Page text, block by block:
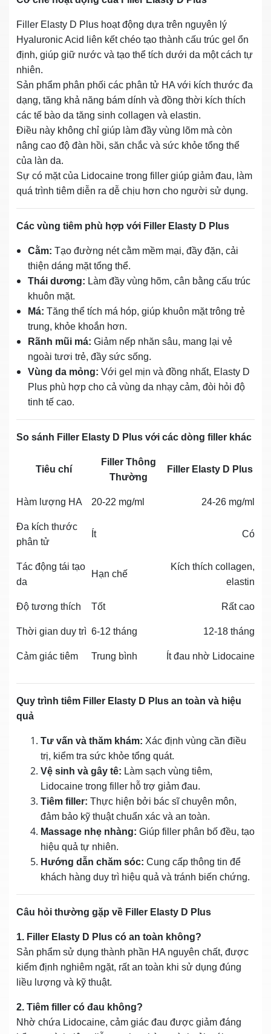
Filler Elasty D Plus hoạt động dựa trên nguyên lý
Hyaluronic Acid liên kết chéo tạo thành cấu trúc gel ổn
định, giúp giữ nước và tạo thể tích dưới da một cách tự
nhiên.
Sản phẩm phân phối các phân tử HA với kích thước đa
dạng, tăng khả năng bám dính và đồng thời kích thích
các tế bào da tăng sinh collagen và elastin.
Điều này không chỉ giúp làm đầy vùng lõm mà còn
nâng cao độ đàn hồi, săn chắc và sức khỏe tổng thể
của làn da.
Sự có mặt của Lidocaine trong filler giúp giảm đau, làm
quá trình tiêm diễn ra dễ chịu hơn cho người sử dụng.
Các vùng tiêm phù hợp với Filler Elasty D Plus
Cằm: Tạo đường nét cằm mềm mại, đầy đặn, cải
thiện dáng mặt tổng thể.
Thái dương: Làm đầy vùng hõm, cân bằng cấu trúc
khuôn mặt.
Má: Tăng thể tích má hóp, giúp khuôn mặt trông trẻ
trung, khỏe khoắn hơn.
Rãnh mũi má: Giảm nếp nhăn sâu, mang lại vẻ
ngoài tươi trẻ, đầy sức sống.
Vùng da mỏng: Với gel mịn và đồng nhất, Elasty D
Plus phù hợp cho cả vùng da nhạy cảm, đòi hỏi độ
tinh tế cao.
So sánh Filler Elasty D Plus với các dòng filler khác
Tiêu chí
Filler Thông
Thường
Filler Elasty D Plus
Hàm lượng HA 20-22 mg/ml 24-26 mg/ml
Đa kích thước
phân tử
Ít Có
Tác động tái tạo
da
Hạn chế
Kích thích collagen,
elastin
Độ tương thích Tốt Rất cao
Thời gian duy trì 6-12 tháng 12-18 tháng
Cảm giác tiêm Trung bình Ít đau nhờ Lidocaine
Quy trình tiêm Filler Elasty D Plus an toàn và hiệu
quả
Tư vấn và thăm khám: Xác định vùng cần điều
trị, kiểm tra sức khỏe tổng quát.
Vệ sinh và gây tê: Làm sạch vùng tiêm,
Lidocaine trong filler hỗ trợ giảm đau.
Tiêm filler: Thực hiện bởi bác sĩ chuyên môn,
đảm bảo kỹ thuật chuẩn xác và an toàn.
Massage nhẹ nhàng: Giúp filler phân bố đều, tạo
hiệu quả tự nhiên.
Hướng dẫn chăm sóc: Cung cấp thông tin để
khách hàng duy trì hiệu quả và tránh biến chứng.
Câu hỏi thường gặp về Filler Elasty D Plus
1. Filler Elasty D Plus có an toàn không?
Sản phẩm sử dụng thành phần HA nguyên chất, được
kiểm định nghiêm ngặt, rất an toàn khi sử dụng đúng
liều lượng và kỹ thuật.
2. Tiêm filler có đau không?
Nhờ chứa Lidocaine, cảm giác đau được giảm đáng